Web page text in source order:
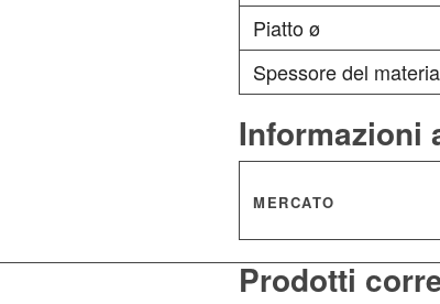
Piatto ø
Spessore del
Informazioni
MERCATO
Prodotti